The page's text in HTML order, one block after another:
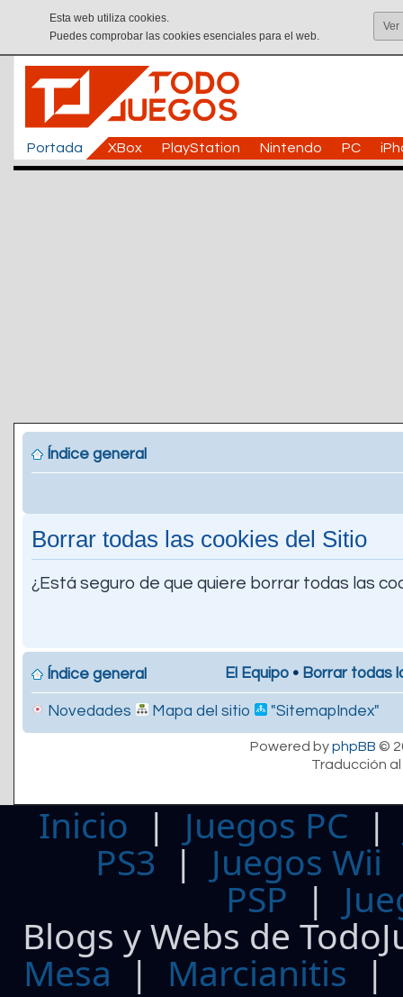
Esta web utiliza cookies.
Puedes comprobar las cookies esenciales para el web.
Ver
Portada XBox PlayStation Nintendo PC
Índice general
Borrar todas las cookies del Sitio
¿Está seguro de que quiere borrar todas las
Índice general El Equipo • Borrar todas
Novedades Mapa del sitio "SitemapIndex"
Powered byphpBB ©
Traducción
Inicio | Juegos PC
PS3| Juegos Wii
PSP |
Blogs y Webs de
Mesa | Marcianitis |